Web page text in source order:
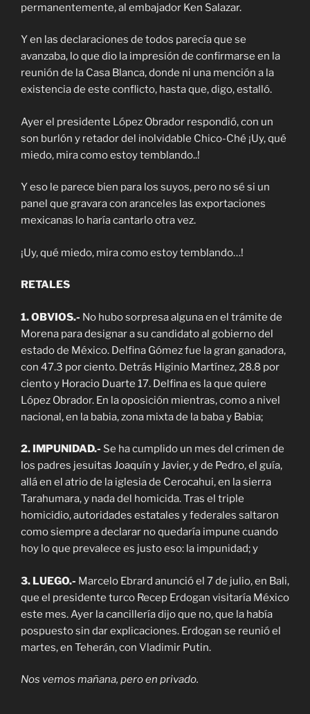
permanentemente, al embajador Ken Salazar.
Y en las declaraciones de todos parecía que se
avanzaba, lo que dio la impresión de confirmarse en la
reunión de la Casa Blanca, donde ni una mención a la
existencia de este conflicto, hasta que, digo, estalló.
Ayer el presidente López Obrador respondió, con un
son burlón y retador del inolvidable Chico-Ché ¡Uy, qué
miedo, mira como estoy temblando..!
Y eso le parece bien para los suyos, pero no sé si un
panel que gravara con aranceles las exportaciones
mexicanas lo haría cantarlo otra vez.
¡Uy, qué miedo, mira como estoy temblando…!
RETALES
1. OBVIOS.- No hubo sorpresa alguna en el trámite de
Morena para designar a su candidato al gobierno del
estado de México. Delfina Gómez fue la gran ganadora,
con 47.3 por ciento. Detrás Higinio Martínez, 28.8 por
ciento y Horacio Duarte 17. Delfina es la que quiere
López Obrador. En la oposición mientras, como a nivel
nacional, en la babia, zona mixta de la baba y Babia;
2. IMPUNIDAD.- Se ha cumplido un mes del crimen de
los padres jesuitas Joaquín y Javier, y de Pedro, el guía,
allá en el atrio de la iglesia de Cerocahui, en la sierra
Tarahumara, y nada del homicida. Tras el triple
homicidio, autoridades estatales y federales saltaron
como siempre a declarar no quedaría impune cuando
hoy lo que prevalece es justo eso: la impunidad; y
3. LUEGO.- Marcelo Ebrard anunció el 7 de julio, en Bali,
que el presidente turco Recep Erdogan visitaría México
este mes. Ayer la cancillería dijo que no, que la había
pospuesto sin dar explicaciones. Erdogan se reunió el
martes, en Teherán, con Vladimir Putin.
Nos vemos mañana, pero en privado.